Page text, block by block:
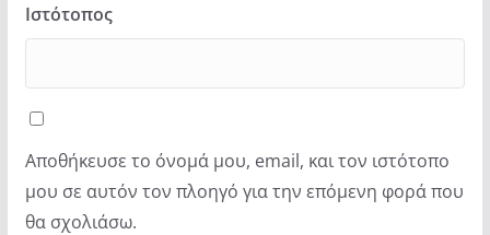
Ιστότοπος
Αποθήκευσε το όνομά μου, email, και τον ιστότοπο
μου σε αυτόν τον πλοηγό για την επόμενη φορά που
θα σχολιάσω.